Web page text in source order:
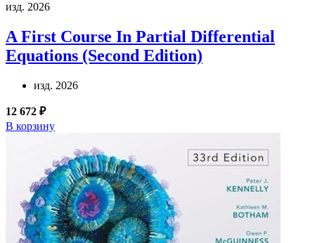
изд. 2026
A First Course In Partial Differential
Equations (Second Edition)
изд. 2026
12 672 ₽
В корзину